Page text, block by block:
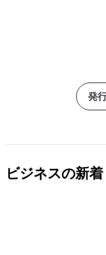
発
ビジネスの新着